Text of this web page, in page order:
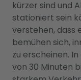
kürzer sind und
stationiert sein
verstehen, dass
bemühen sich,
zu erscheinen.
von 30 Minuten